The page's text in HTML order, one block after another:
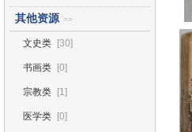
其他资源 >>
文史类 [30]
书画类 [0]
宗教类 [1]
医学类 [0]